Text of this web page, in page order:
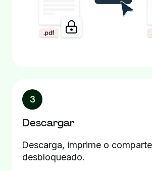
3
Descargar
Descarga, imprime o
desbloqueado.